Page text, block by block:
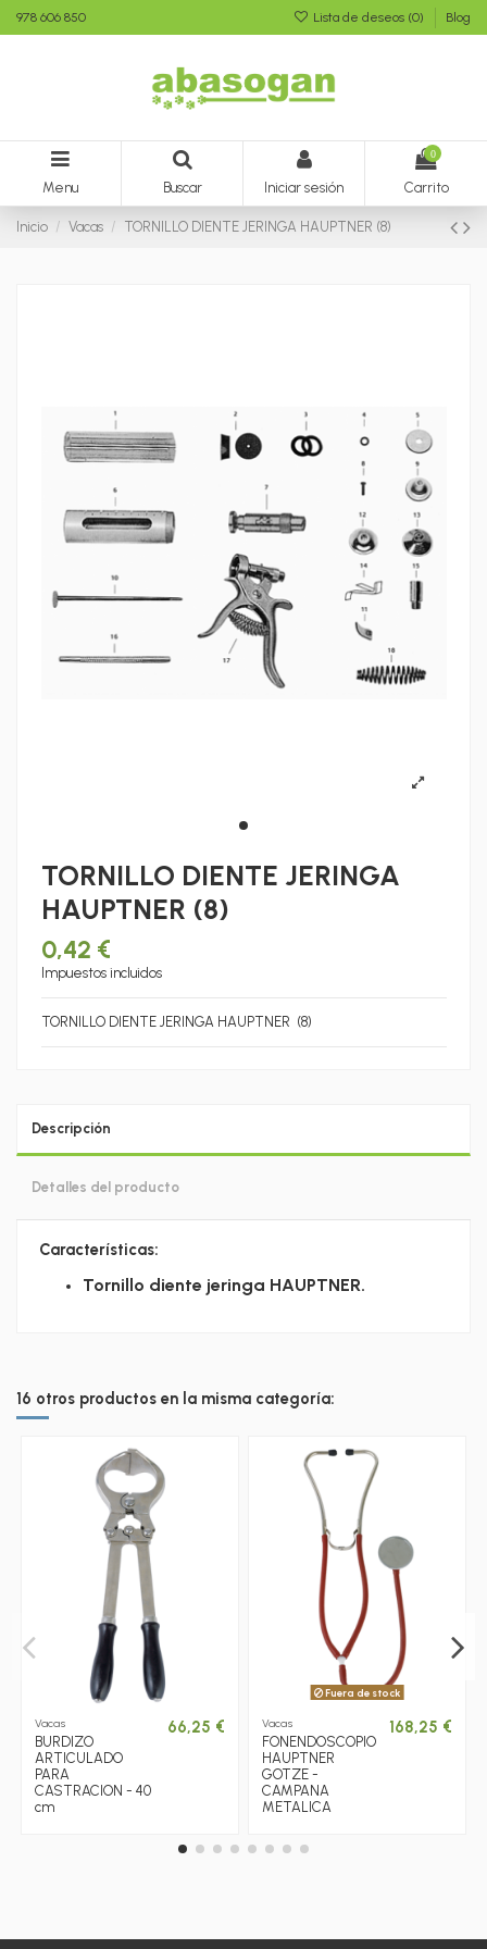
978 606 850 Lista de deseos (0) Blog
Menu Buscar Iniciar sesión
0
Carrito
Inicio Vacas TORNILLO DIENTE JERINGA HAUPTNER (8)
TORNILLO DIENTE JERINGA
HAUPTNER (8)
0,42 €
Impuestos incluidos
TORNILLO DIENTE JERINGA HAUPTNER (8)
Descripción
Detalles del producto
Características:
Tornillo diente jeringa HAUPTNER.
16 otros productos en la misma categoría:
Vacas
BURDIZO
ARTICULADO
PARA
CASTRACION - 40
cm
66,25 €
Fuera de stock
Vacas
FONENDOSCOPIO
HAUPTNER
GOTZE -
CAMPANA
METALICA
168,25 €